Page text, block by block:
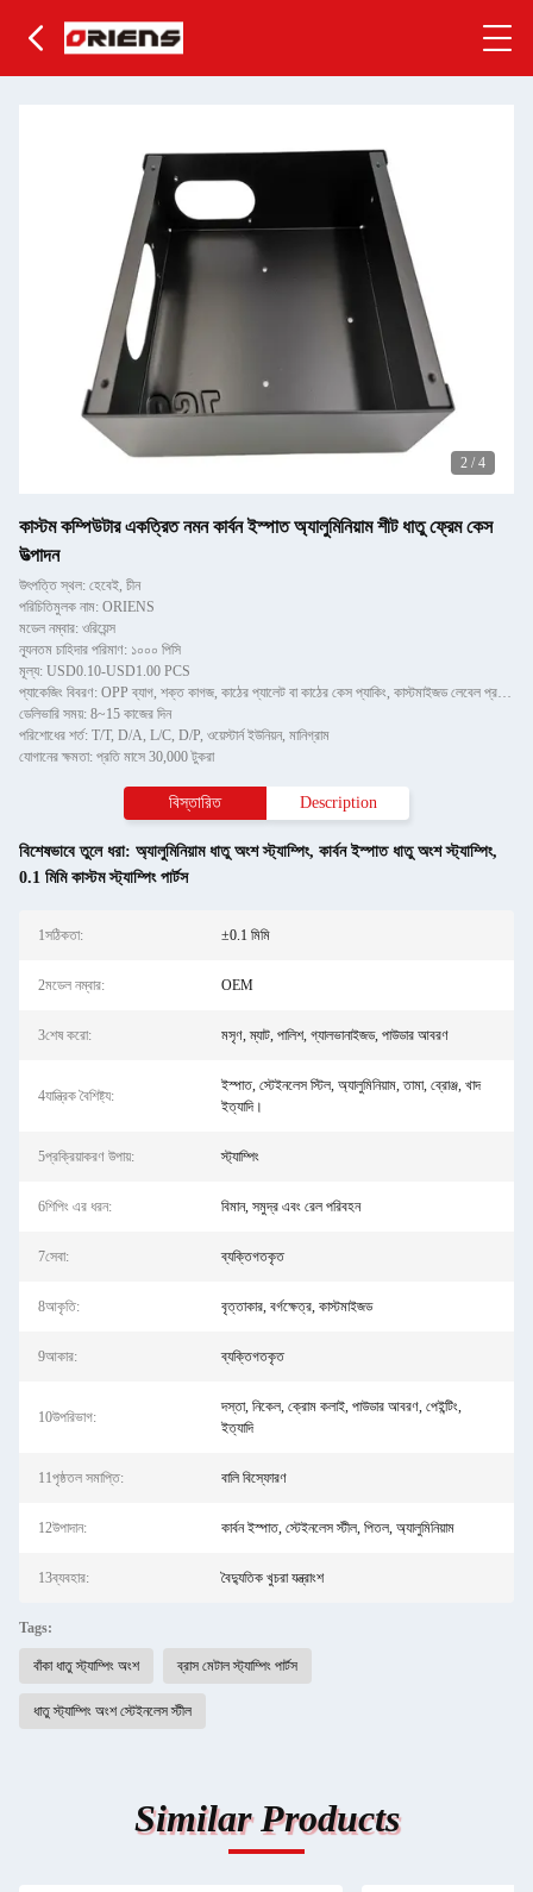
2 / 4
কাস্টম কম্পিউটার একত্রিত নমন কার্বন ইস্পাত অ্যালুমিনিয়াম শীট ধাতু ফ্রেম কেস
উত্পাদন
উৎপত্তি স্থল: হেবেই, চীন
পরিচিতিমুলক নাম: ORIENS
মডেল নম্বার: ওরিয়েন্স
ন্যূনতম চাহিদার পরিমাণ: ১০০০ পিসি
মূল্য: USD0.10-USD1.00 PCS
প্যাকেজিং বিবরণ: OPP ব্যাগ, শক্ত কাগজ, কাঠের প্যালেট বা কাঠের কেস প্যাকিং, কাস্টমাইজড লেবেল প্রদান করতে পারে
ডেলিভারি সময়: 8~15 কাজের দিন
পরিশোধের শর্ত: T/T, D/A, L/C, D/P, ওয়েস্টার্ন ইউনিয়ন, মানিগ্রাম
যোগানের ক্ষমতা: প্রতি মাসে 30,000 টুকরা
বিস্তারিত Description
বিশেষভাবে তুলে ধরা: অ্যালুমিনিয়াম ধাতু অংশ স্ট্যাম্পিং, কার্বন ইস্পাত ধাতু অংশ স্ট্যাম্পিং,
0.1 মিমি কাস্টম স্ট্যাম্পিং পার্টস
1সঠিকতা: ±0.1 মিমি
2মডেল নম্বার: OEM
3শেষ করো: মসৃণ, ম্যাট, পালিশ, গ্যালভানাইজড, পাউডার আবরণ
4যান্ত্রিক বৈশিষ্ট্য:
ইস্পাত, স্টেইনলেস স্টিল, অ্যালুমিনিয়াম, তামা, ব্রোঞ্জ, খাদ
ইত্যাদি।
5প্রক্রিয়াকরণ উপায়: স্ট্যাম্পিং
6শিপিং এর ধরন: বিমান, সমুদ্র এবং রেল পরিবহন
7সেবা: ব্যক্তিগতকৃত
8আকৃতি: বৃত্তাকার, বর্গক্ষেত্র, কাস্টমাইজড
9আকার: ব্যক্তিগতকৃত
10উপরিভাগ:
দস্তা, নিকেল, ক্রোম কলাই, পাউডার আবরণ, পেইন্টিং,
ইত্যাদি
11পৃষ্ঠতল সমাপ্তি: বালি বিস্ফোরণ
12উপাদান: কার্বন ইস্পাত, স্টেইনলেস স্টীল, পিতল, অ্যালুমিনিয়াম
13ব্যবহার: বৈদ্যুতিক খুচরা যন্ত্রাংশ
Tags:
বাঁকা ধাতু স্ট্যাম্পিং অংশ ব্রাস মেটাল স্ট্যাম্পিং পার্টস
ধাতু স্ট্যাম্পিং অংশ স্টেইনলেস স্টীল
Similar Products